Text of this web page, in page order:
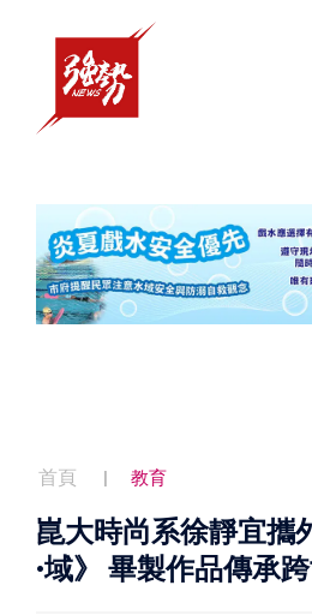
首頁 教育
崑大時尚系徐靜宜攜
·域》 畢製作品傳承